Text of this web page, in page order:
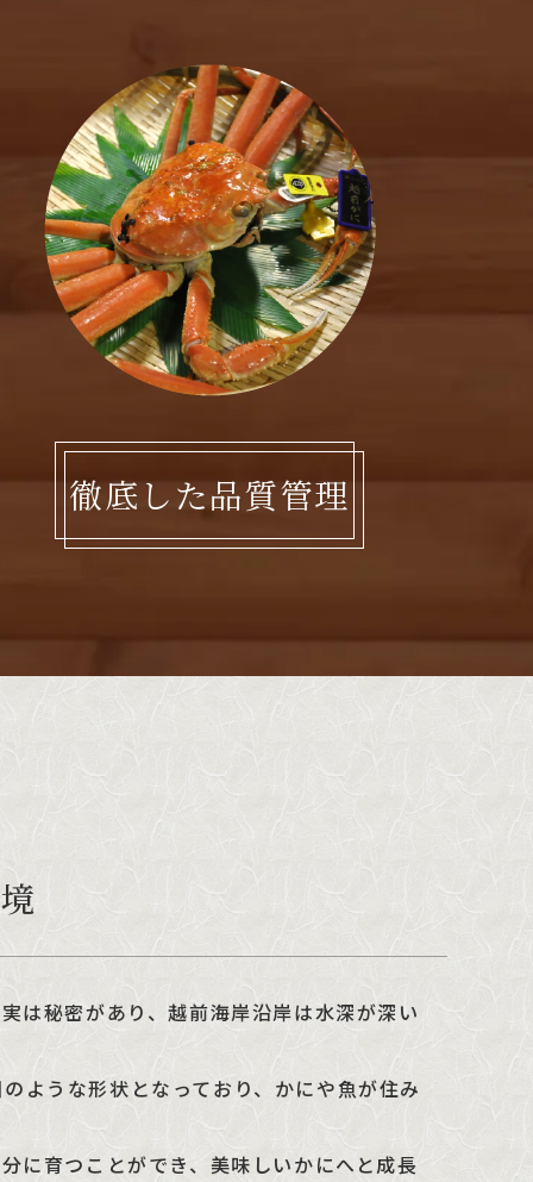
徹底した品質管理
は秘密があり、越前海岸沿岸は水深が深い
ような形状となっており、かにや魚が住み
に育つことができ、美味しいかにへと成長